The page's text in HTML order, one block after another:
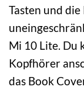
Tasten und
Mi 10 Lite. Du
Kopfhörer
das Book